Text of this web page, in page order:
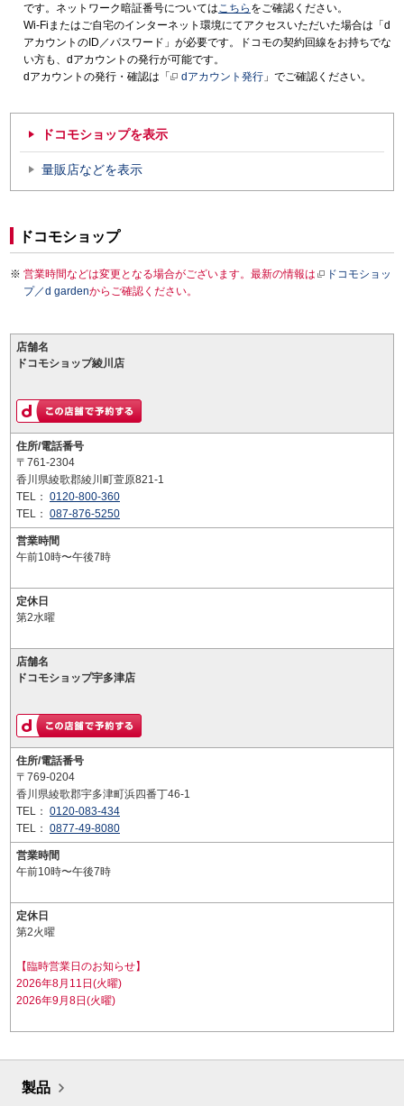
です。ネットワーク暗証番号についてはこちら をご確認ください。
Wi-Fiまたはご自宅のインターネット環境にてアクセスいただいた場合は「d
アカウントのID／パスワード」が必要です。ドコモの契約回線をお持ちでな
い方も、dアカウントの発行が可能です。
dアカウントの発行・確認は「
dアカウント発行 」でご確認ください。
ドコモショップを表示
量販店などを表示
ドコモショップ
営業時間などは変更となる場合がございます。最新の情報は
ドコモショッ
プ／d gardenからご確認ください。
店舗名
ドコモショップ綾川店
住所/電話番号
〒761-2304
香川県綾歌郡綾川町萱原821-1
TEL： 0120-800-360
TEL： 087-876-5250
営業時間
午前10時〜午後7時
定休日
第2水曜
店舗名
ドコモショップ宇多津店
住所/電話番号
〒769-0204
香川県綾歌郡宇多津町浜四番丁46-1
TEL： 0120-083-434
TEL： 0877-49-8080
営業時間
午前10時〜午後7時
定休日
第2火曜
【臨時営業日のお知らせ】
2026年8月11日(火曜)
2026年9月8日(火曜)
製品